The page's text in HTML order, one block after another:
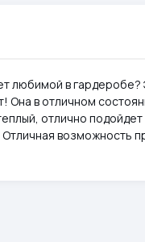
любимой в
в отличном
отлично
возможность